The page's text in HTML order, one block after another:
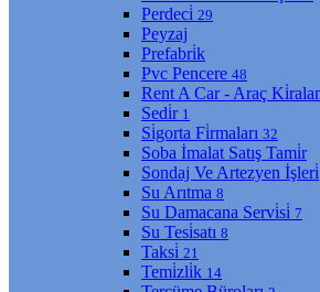
Perdeci̇ 29
Peyzaj
Prefabri̇k
Pvc Pencere 48
Rent A Car - Araç
Sedi̇r 1
Si̇gorta Fi̇rmaları 32
Soba İmalat Satış Tami̇r
Sondaj Ve Artezyen İşleri̇
Su Arıtma 8
Su Damacana Servi̇si̇ 7
Su Tesi̇satı 8
Taksi̇ 21
Temi̇zli̇k 14